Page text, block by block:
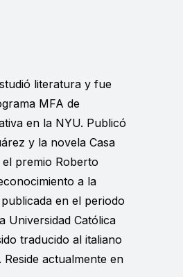
literatura y fue
MFA de
en la NYU. Publicó
y la novela Casa
el premio Roberto
a la
en el periodo
Universidad Católica
traducido al italiano
Reside actualmente en